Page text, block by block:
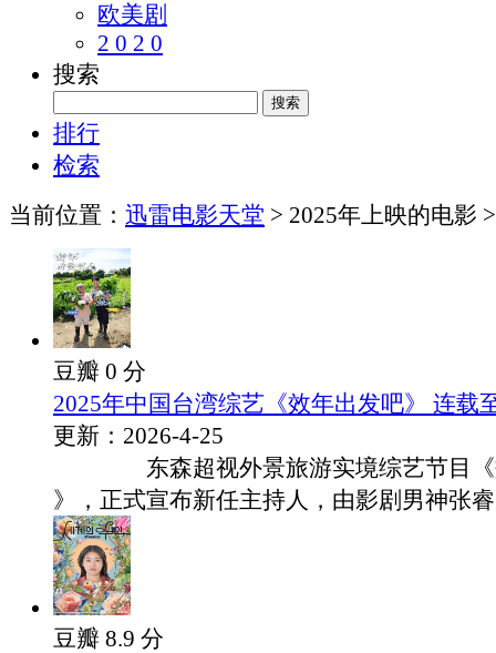
欧美剧
2 0 2 0
搜索
排行
检索
当前位置： 迅雷电影天堂 > 2025年上映的电影
豆瓣 0 分
2025年中国台湾综艺《效年出发吧》 连载
更新：2026-4-25
东森超视外景旅游实境综艺节目《
》，正式宣布新任主持人，由影剧男神张
豆瓣 8.9 分